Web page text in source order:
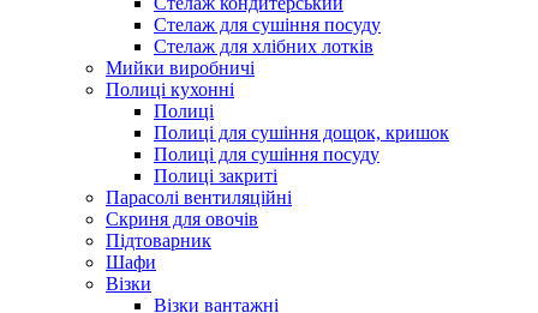
Стелаж для сушіння посуду
Стелаж для хлібних лотків
Мийки виробничі
Полиці кухонні
Полиці
Полиці для сушіння дощок, кришок
Полиці для сушіння посуду
Полиці закриті
Парасолі вентиляційні
Скриня для овочів
Підтоварник
Шафи
Візки
Візки вантажні